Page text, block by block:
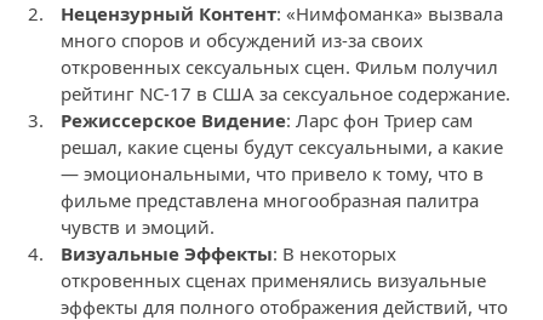
Нецензурный Контент: «Нимфоманка» вызвала
много споров и обсуждений из-за своих
откровенных сексуальных сцен. Фильм получил
рейтинг NC-17 в США за сексуальное содержание.
Режиссерское Видение: Ларс фон Триер сам
решал, какие сцены будут сексуальными, а какие
— эмоциональными, что привело к тому, что в
фильме представлена многообразная палитра
чувств и эмоций.
Визуальные Эффекты: В некоторых
откровенных сценах применялись визуальные
эффекты для полного отображения действий, что